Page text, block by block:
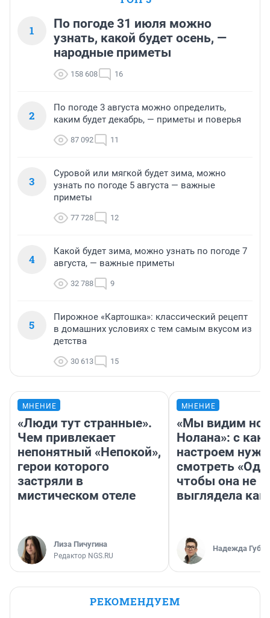
1
По погоде 31 июля можно
узнать, какой будет осень, —
народные приметы
158 608 16
2
По погоде 3 августа можно определить,
каким будет декабрь, — приметы и поверья
87 092 11
3
Суровой или мягкой будет зима, можно
узнать по погоде 5 августа — важные
приметы
77 728 12
4
Какой будет зима, можно узнать по погоде 7
августа, — важные приметы
32 788 9
5
Пирожное «Картошка»: классический рецепт
в домашних условиях с тем самым вкусом из
детства
30 613 15
МНЕНИЕ
«Люди тут странные».
Чем привлекает
непонятный «Непокой»,
герои которого
застряли в
мистическом отеле
Лиза Пичугина
Редактор NGS.RU
МНЕНИЕ
«Мы видим
Нолана»: с
настроем
смотреть
чтобы она не
выглядела как
Надежда
РЕКОМЕНДУЕМ